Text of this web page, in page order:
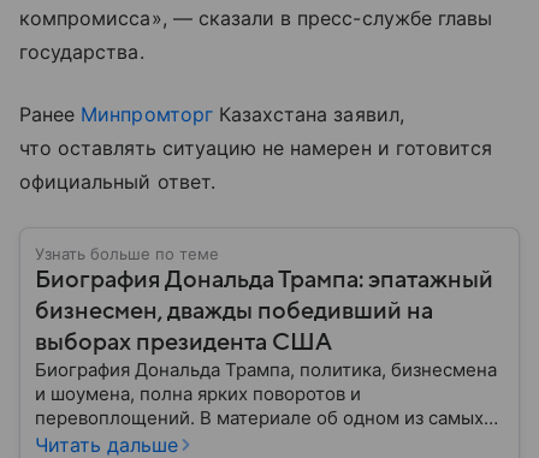
компромисса», — сказали в пресс-службе главы
государства.
Ранее МинпромторгКазахстана заявил,
что оставлять ситуацию не намерен и готовится
официальный ответ.
Узнать больше по теме
Биография Дональда Трампа: эпатажный
бизнесмен, дважды победивший на
выборах президента США
Биография Дональда Трампа, политика, бизнесмена
и шоумена, полна ярких поворотов и
перевоплощений. В материале об одном из самых
эпатажных деятелей современности мы разберем
Читать дальше